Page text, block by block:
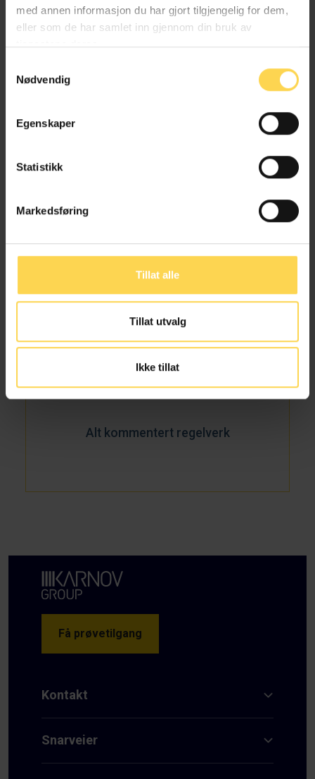
med annen informasjon du har gjort tilgjengelig for dem,
eller som de har samlet inn gjennom din bruk av
tjenestene deres.
Nødvendig
Egenskaper
Statistikk
Markedsføring
Tillat alle
Tillat utvalg
Ikke tillat
Stats-, statsforfatnings- og statsborgerrett
Svalbard og biland
Transport og kommunikasjoner
Lov om Norges kontinentalsokkel
Alt kommentert regelverk
Få prøvetilgang
Kontakt
Snarveier